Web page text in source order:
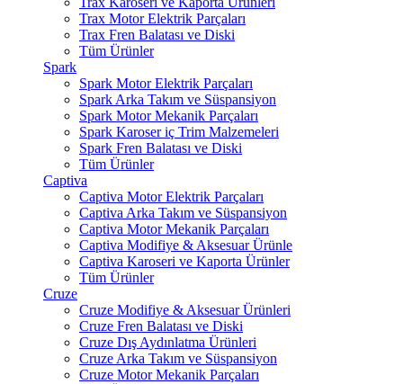
Trax Motor Elektrik Parçaları
Trax Fren Balatası ve Diski
Tüm Ürünler
Spark
Spark Motor Elektrik Parçaları
Spark Arka Takım ve Süspansiyon
Spark Motor Mekanik Parçaları
Spark Karoser iç Trim Malzemeleri
Spark Fren Balatası ve Diski
Tüm Ürünler
Captiva
Captiva Motor Elektrik Parçaları
Captiva Arka Takım ve Süspansiyon
Captiva Motor Mekanik Parçaları
Captiva Modifiye & Aksesuar Ürünle
Captiva Karoseri ve Kaporta Ürünler
Tüm Ürünler
Cruze
Cruze Modifiye & Aksesuar Ürünleri
Cruze Fren Balatası ve Diski
Cruze Dış Aydınlatma Ürünleri
Cruze Arka Takım ve Süspansiyon
Cruze Motor Mekanik Parçaları